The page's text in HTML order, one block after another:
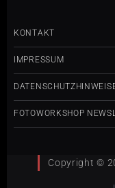
KONTAKT
IMPRESSUM
FOTOWORKSHOP
Copyright ©